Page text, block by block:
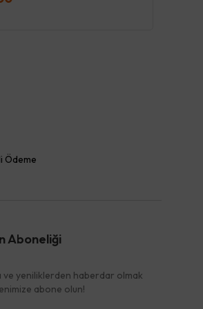
Ödeme
Aboneliği
ve yeniliklerden haberdar olmak
abone olun!